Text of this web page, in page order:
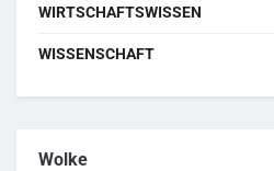
WIRTSCHAFTSWISSEN
WISSENSCHAFT
Wolke